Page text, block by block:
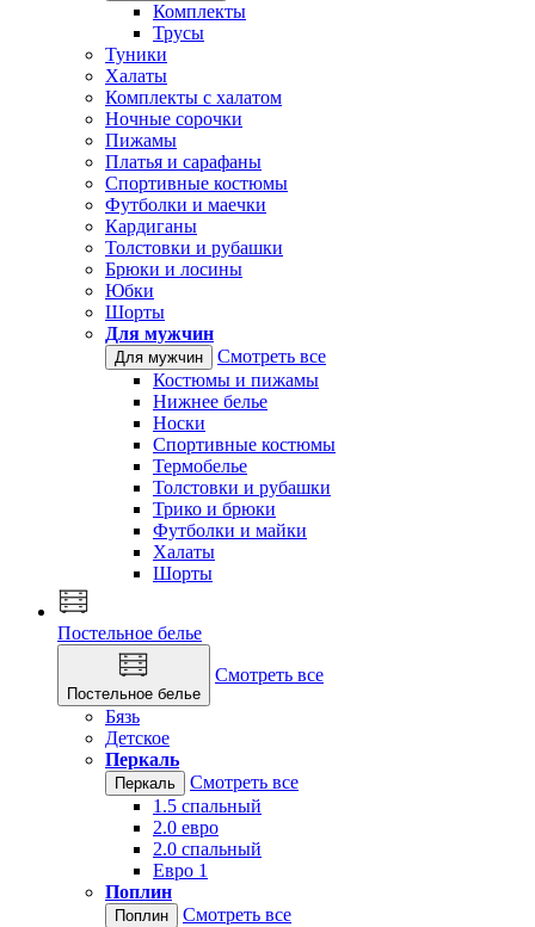
Комплекты
Трусы
Туники
Халаты
Комплекты с халатом
Ночные сорочки
Пижамы
Платья и сарафаны
Спортивные костюмы
Футболки и маечки
Кардиганы
Толстовки и рубашки
Брюки и лосины
Юбки
Шорты
Для мужчин
Для мужчин
Смотреть все
Костюмы и пижамы
Нижнее белье
Носки
Спортивные костюмы
Термобелье
Толстовки и рубашки
Трико и брюки
Футболки и майки
Халаты
Шорты
Постельное белье
Постельное белье
Смотреть все
Бязь
Детское
Перкаль
Перкаль
Смотреть все
1.5 спальный
2.0 евро
2.0 спальный
Евро 1
Поплин
Поплин
Смотреть все